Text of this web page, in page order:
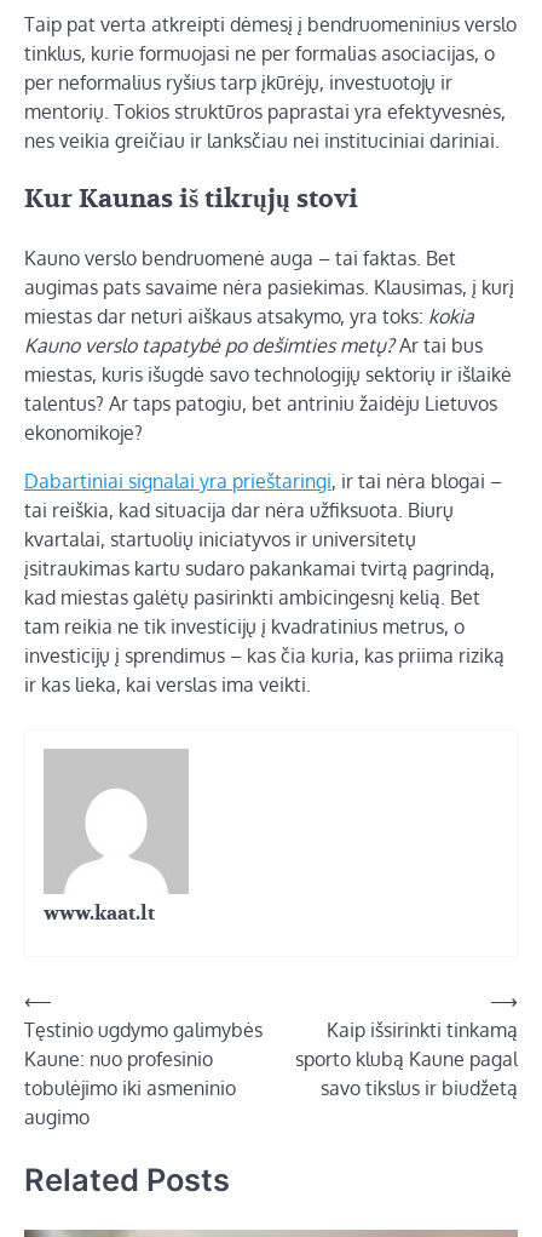
Taip pat verta atkreipti dėmesį į bendruomeninius verslo
tinklus, kurie formuojasi ne per formalias asociacijas, o
per neformalius ryšius tarp įkūrėjų, investuotojų ir
mentorių. Tokios struktūros paprastai yra efektyvesnės,
nes veikia greičiau ir lanksčiau nei instituciniai dariniai.
Kur Kaunas iš tikrųjų stovi
Kauno verslo bendruomenė auga – tai faktas. Bet
augimas pats savaime nėra pasiekimas. Klausimas, į kurį
miestas dar neturi aiškaus atsakymo, yra toks: kokia
Kauno verslo tapatybė po dešimties metų?Ar tai bus
miestas, kuris išugdė savo technologijų sektorių ir išlaikė
talentus? Ar taps patogiu, bet antriniu žaidėju Lietuvos
ekonomikoje?
Dabartiniai signalai yra prieštaringi, ir tai nėra blogai –
tai reiškia, kad situacija dar nėra užfiksuota. Biurų
kvartalai, startuolių iniciatyvos ir universitetų
įsitraukimas kartu sudaro pakankamai tvirtą pagrindą,
kad miestas galėtų pasirinkti ambicingesnį kelią. Bet
tam reikia ne tik investicijų į kvadratinius metrus, o
investicijų į sprendimus – kas čia kuria, kas priima riziką
ir kas lieka, kai verslas ima veikti.
www.kaat.lt
Navigacija
tarp
įrašų
⟵
Tęstinio ugdymo galimybės
Kaune: nuo profesinio
tobulėjimo iki asmeninio
augimo
Kaip išsirinkti tinkamą
sporto klubą Kaune pagal
savo tikslus ir biudžetą
⟶
Related Posts